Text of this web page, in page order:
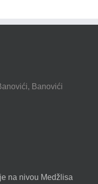
Banovići
na nivou Medžlisa